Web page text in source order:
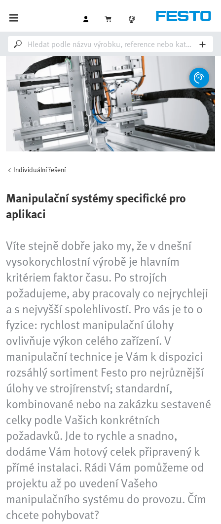
Individuální řešení
Manipulační systémy specifické pro
aplikaci
Víte stejně dobře jako my, že v dnešní
vysokorychlostní výrobě je hlavním
kritériem faktor času. Po strojích
požadujeme, aby pracovaly co nejrychleji
a s nejvyšší spolehlivostí. Pro vás je to o
fyzice: rychlost manipulační úlohy
ovlivňuje výkon celého zařízení. V
manipulační technice je Vám k dispozici
rozsáhlý sortiment Festo pro nejrůznější
úlohy ve strojírenství; standardní,
kombinované nebo na zakázku sestavené
celky podle Vašich konkrétních
požadavků. Jde to rychle a snadno,
dodáme Vám hotový celek připravený k
přímé instalaci. Rádi Vám pomůžeme od
projektu až po uvedení Vašeho
manipulačního systému do provozu. Čím
chcete pohybovat?